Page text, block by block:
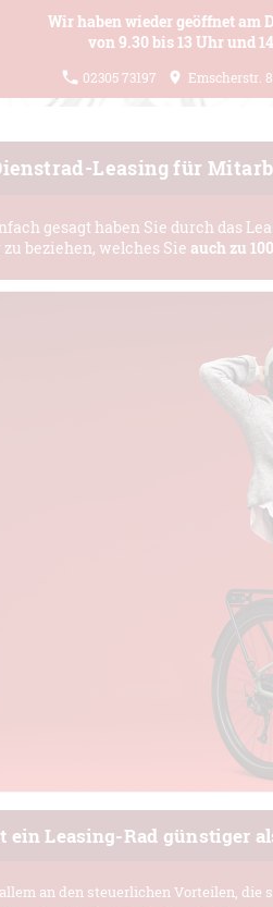
Wir haben wieder geöffnet am
von 9.30 bis 13 Uhr und
02305 73197 Emscherstr.
Leasing für
gesagt haben Sie durch das
beziehen, welches Sie auch zu
ein Leasing-Rad günstiger
an den steuerlichen Vorteilen, die